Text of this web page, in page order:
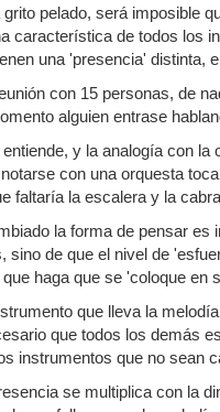
pelado, será imposible
característica de todos los
una 'presencia' distinta,
con 15 personas, de
alguien entrase
y la analogía con
con una orquesta
faltaría la escalera y la
la forma de pensar
sino de que el nivel de
haga que se 'coloque en
que lleva la
que todos los demás
instrumentos que no sean
se multiplica con la